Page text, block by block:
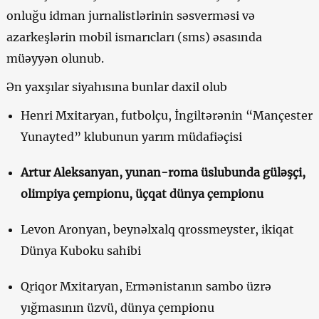
onluğu idman jurnalistlərinin səsverməsi və
azarkeşlərin mobil ismarıcları (sms) əsasında
müəyyən olunub.
Ən yaxşılar siyahısına bunlar daxil olub
Henri Mxitaryan, futbolçu, İngiltərənin “Mançester
Yunayted” klubunun yarım müdafiəçisi
Artur Aleksanyan, yunan-roma üslubunda güləşçi,
olimpiya çempionu, üçqat dünya çempionu
Levon Aronyan, beynəlxalq qrossmeyster, ikiqat
Dünya Kuboku sahibi
Qriqor Mxitaryan, Ermənistanın sambo üzrə
yığmasının üzvü, dünya çempionu